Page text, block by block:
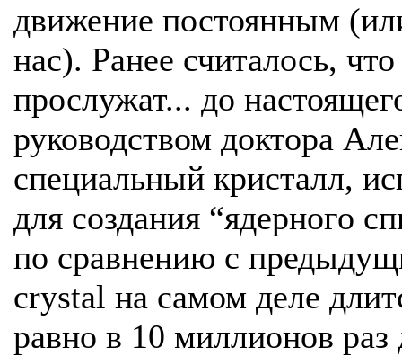
движение постоянным
нас). Ранее считалось,
прослужат... до
руководством доктора
специальный кристалл,
для создания “ядерного
по сравнению с
crystal на самом деле
равно в 10 миллионов